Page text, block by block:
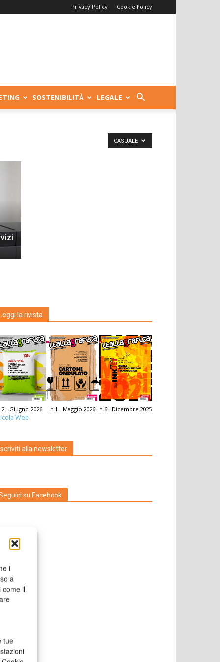
i
a
come il
tue
Privacy Policy Cookie Policy
SOSTENIBILITÀ LEGALE
CASUALE
la rivista
- Giugno 2026 n.1 - Maggio 2026 n.6 - Dicembre 2025
Web
alla newsletter
su Facebook